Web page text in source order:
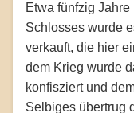
Etwa fünfzig
Schlosses wurde
verkauft, die hier
dem Krieg wurde
konfisziert und
Selbiges übertrug